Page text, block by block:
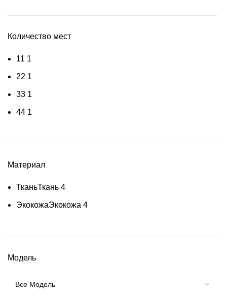
Количество мест
11 1
22 1
33 1
44 1
Материал
ТканьТкань 4
ЭкокожаЭкокожа 4
Модель